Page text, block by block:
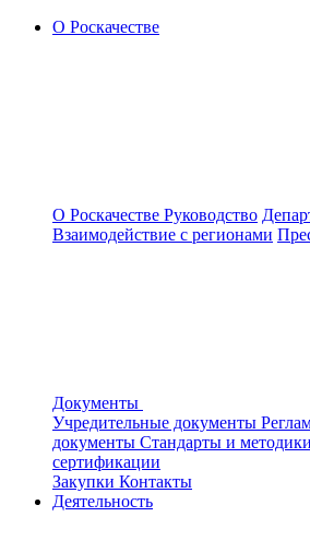
О Роскачестве
О Роскачестве Руководство
Взаимодействие с регионами
Документы
Учредительные документы
документы Стандарты и методики
сертификации
Закупки Контакты
Деятельность